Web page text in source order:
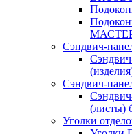
Сэндвич-
Сэндвич-
(листы)
Уголки